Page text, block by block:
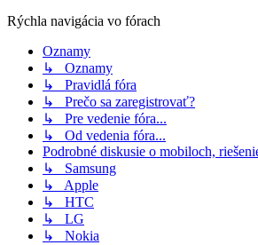
Rýchla navigácia vo fórach
Oznamy
↳ Oznamy
↳ Pravidlá fóra
↳ Prečo sa zaregistrovať?
↳ Pre vedenie fóra...
↳ Od vedenia fóra...
Podrobné diskusie o mobiloch,
↳ Samsung
↳ Apple
↳ HTC
↳ LG
↳ Nokia